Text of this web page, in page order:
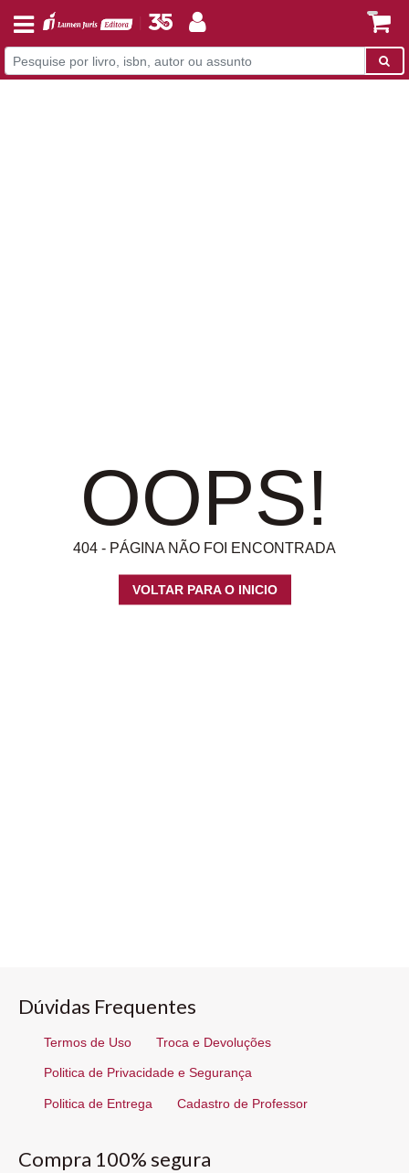
OOPS!
404 - PÁGINA NÃO FOI ENCONTRADA
VOLTAR PARA O INICIO
Dúvidas Frequentes
Termos de Uso Troca e Devoluções
Politica de Privacidade e Segurança
Politica de Entrega Cadastro de Professor
Compra 100% segura